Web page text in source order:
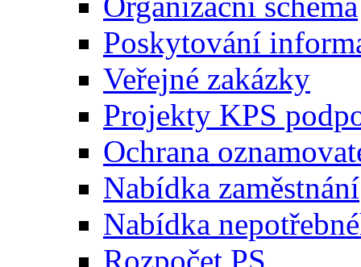
Poskytování
Veřejné zakázky
Projekty KPS
Ochrana
Nabídka zaměstnání
Nabídka
Rozpočet PS